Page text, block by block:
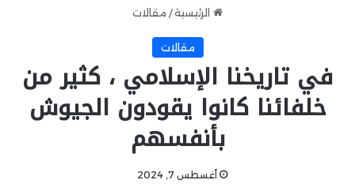
الرئيسية/ مقالات
مقالات
في تاريخنا الإسلامي ، كثير من
خلفائنا كانوا يقودون الجيوش
بأنفسهم
أغسطس 7, 2024